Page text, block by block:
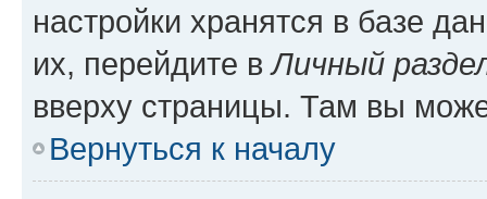
настройки хранятся в базе
их, перейдите вЛичный
вверху страницы. Там вы
Вернуться к началу